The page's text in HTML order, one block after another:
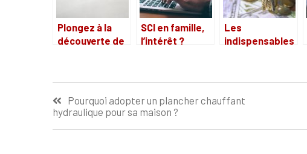
Plongez à la
découverte de
annonce
recrutement
SCI en famille,
l’intérêt ?
Les
indispensables
Navigation
de
Pourquoi adopter un plancher chauffant
hydraulique pour sa maison ?